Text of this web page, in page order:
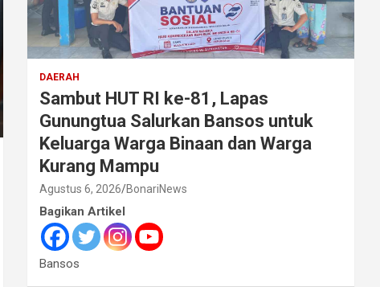
DAERAH
Sambut HUT RI ke-81, Lapas
Gunungtua Salurkan Bansos untuk
Keluarga Warga Binaan dan Warga
Kurang Mampu
Agustus 6, 2026 BonariNews
Bagikan Artikel
Bansos